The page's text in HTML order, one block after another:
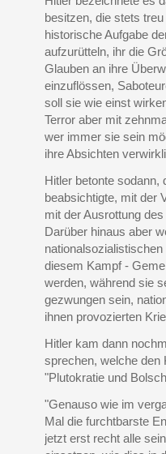
besitzen, die stets
historische Aufgabe
aufzurütteln, ihr die
Glauben an ihre
einzuflössen,
soll sie wie einst
Terror aber mit
wer immer sie sein
ihre Absichten
Hitler betonte
beabsichtigte, mit der
mit der Ausrottung
Darüber hinaus aber
diesem Kampf -
werden, während sie
gezwungen sein,
ihnen provozierten
Hitler kam dann
sprechen, welche den
"Plutokratie und
"Genauso wie im
Mal die furchtbarste
jetzt erst recht alle